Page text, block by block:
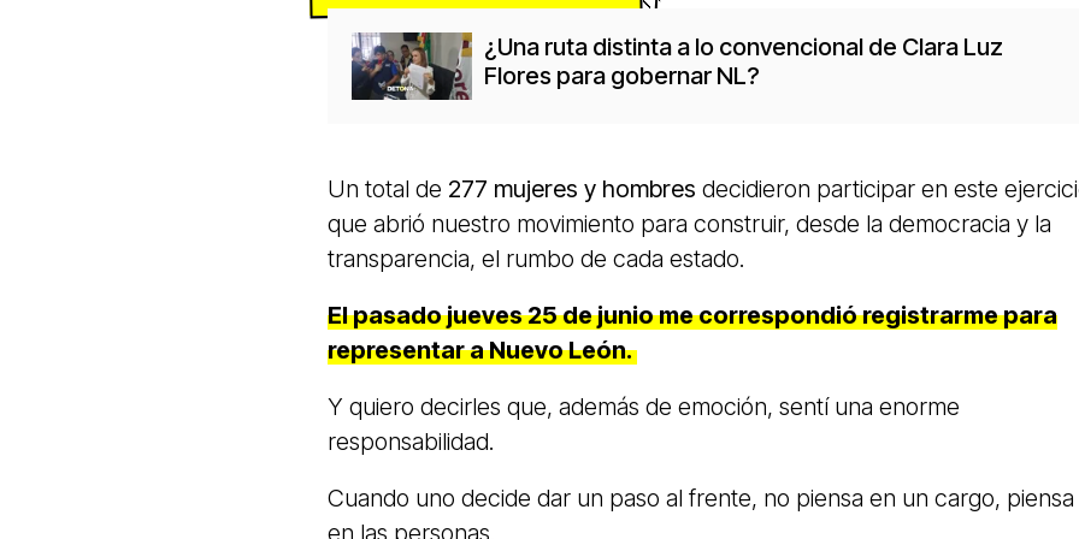
¿Una ruta distinta a lo convencional de Clara Luz
Flores para gobernar NL?
Un total de 277 mujeres y hombres decidieron participar en este
que abrió nuestro movimiento para construir, desde la democracia y la
transparencia, el rumbo de cada estado.
El pasado jueves 25 de junio me correspondió registrarme para
representar a Nuevo León.
Y quiero decirles que, además de emoción, sentí una enorme
responsabilidad.
Cuando uno decide dar un paso al frente, no piensa en un cargo, piensa